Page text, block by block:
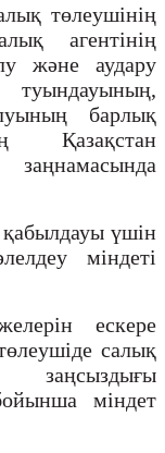
төлеушінің
агентінің
және аудару
барлық
Қазақстан
үшін
міндеті
ескере
салық
міндет